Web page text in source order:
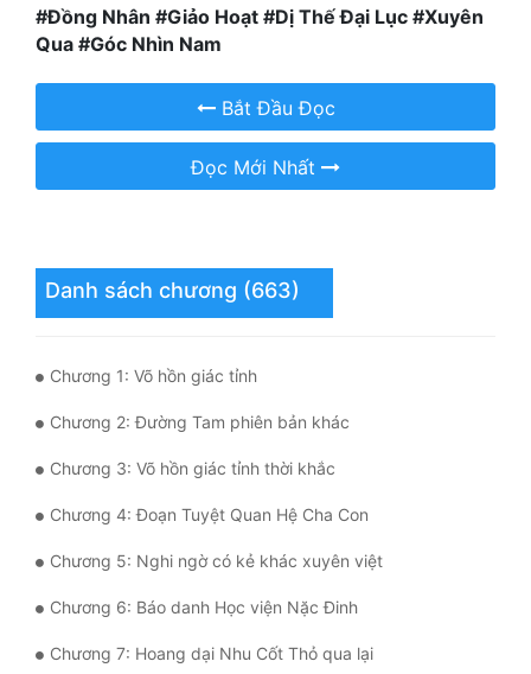
Phương Tây
Phản Phái
Quan Trường
Sủng
Thanh Xuân
Tiên Hiệp
Tiểu Thuyết
Trinh Thám
Triều Đấu
Trùng Sinh
Trọng Sinh
#Đồng Nhân #Giảo Hoạt #Dị Thế Đại Lục #Xuyên
Qua #Góc Nhìn Nam
Bắt Đầu Đọc
Đọc Mới Nhất
Danh sách chương (663)
Chương 1: Võ hồn giác tỉnh
Chương 2: Đường Tam phiên bản khác
Chương 3: Võ hồn giác tỉnh thời khắc
Chương 4: Đoạn Tuyệt Quan Hệ Cha Con
Chương 5: Nghi ngờ có kẻ khác xuyên việt
Chương 6: Báo danh Học viện Nặc Đinh
Chương 7: Hoang dại Nhu Cốt Thỏ qua lại